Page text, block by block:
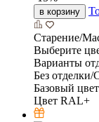
в корзину
Старение/
Выберите
Варианты
Без
Базовый
Цвет RAL+